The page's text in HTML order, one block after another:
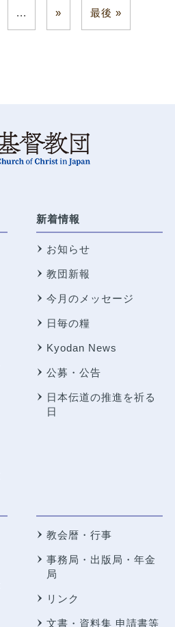
... » 最後 »
新着情報
お知らせ
教団新報
今月のメッセージ
日毎の糧
Kyodan News
公募・公告
日本伝道の推進を祈る
日
教会暦・行事
事務局・出版局・年金
局
リンク
文書・資料集 申請書等